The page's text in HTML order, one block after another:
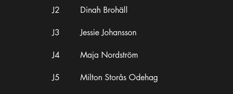
J2 Dinah Brohäll
J3 Jessie Johansson
J4 Maja Nordström
J5 Milton Storås Odehag